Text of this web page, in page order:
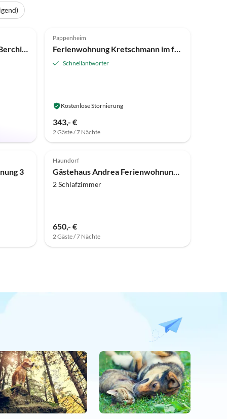
Top-Inserat
Ferienhaus in hist. Vorstadt Berching
Pappenheim
Ferienwohnung Kretschmann im fränkischen Altmühltal (Übermatzhofen)
Schnellantworter
Kostenlose Stornierung
343,- €
2 Gäste / 7 Nächte
3
Haundorf
Gästehaus Andrea Ferienwohnung 1
2 Schlafzimmer
650,- €
2 Gäste / 7 Nächte